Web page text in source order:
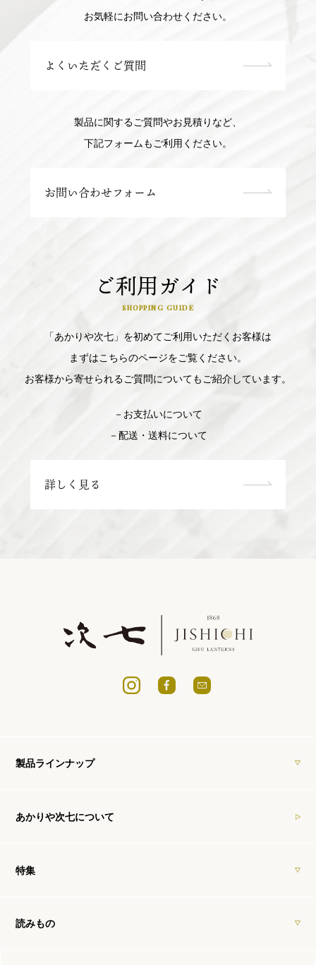
お気軽にお問い合わせください。
よくいただくご質問
製品に関するご質問やお見積りなど、
下記フォームもご利用ください。
お問い合わせフォーム
ご利用ガイド
SHOPPING GUIDE
「あかりや次七」を初めてご利用いただくお客様は
まずはこちらのページをご覧ください。
お客様から寄せられるご質問についてもご紹介しています。
－お支払いについて
－配送・送料について
詳しく見る
製品ラインナップ
あかりや次七について
特集
読みもの